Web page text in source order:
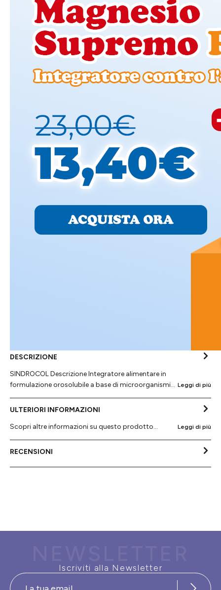
DESCRIZIONE
SINDROCOL Descrizione Integratore alimentare in
formulazione orosolubile a base di microorganismi… Leggi di più
ULTERIORI INFORMAZIONI
Scopri altre informazioni su questo prodotto...
Leggi di più
RECENSIONI
Iscriviti alla Newsletter